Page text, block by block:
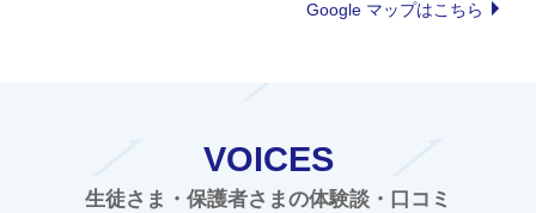
Google マップはこちら
VOICES
生徒さま・保護者さまの体験談・口コミ